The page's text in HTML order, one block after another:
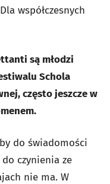
współczesnych
są młodzi
Schola
często jeszcze w
do świadomości
czynienia ze
nie ma. W